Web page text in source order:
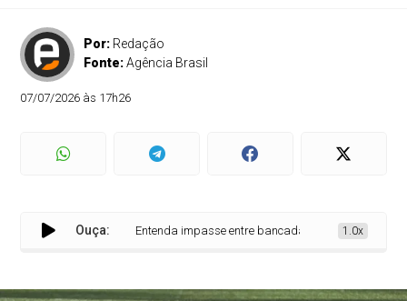
Por: Redação
Fonte:Agência Brasil
07/07/2026 às 17h26
Ouça: Entenda impasse entre bancada do agro e governo
1.0x